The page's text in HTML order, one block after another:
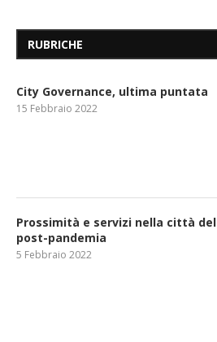
RUBRICHE
City Governance, ultima puntata
15 Febbraio 2022
Prossimità e servizi nella città del
post-pandemia
5 Febbraio 2022